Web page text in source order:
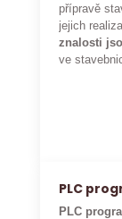
přípravě
jejich
znalosti
ve
PLC
PLC